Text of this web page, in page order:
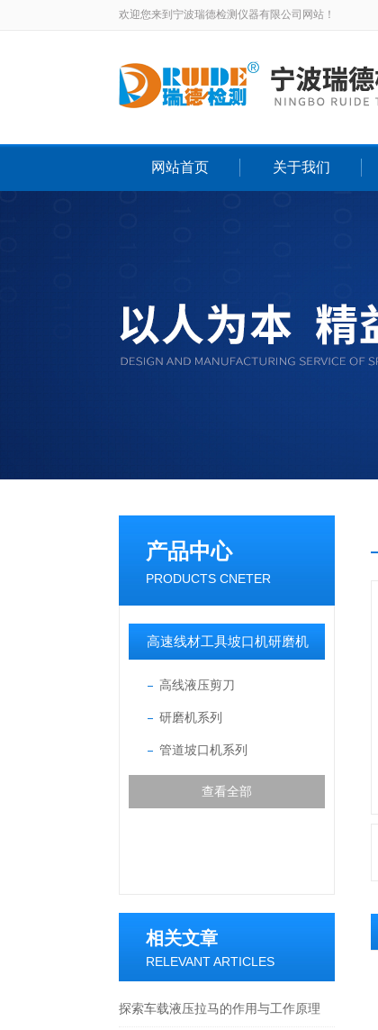
欢迎您来到宁波瑞德检测仪器有限公司网站！
网站首页 关于我们
产品中心
PRODUCTS CNETER
高速线材工具坡口机研磨机
高线液压剪刀
研磨机系列
管道坡口机系列
查看全部
相关文章
RELEVANT ARTICLES
探索车载液压拉马的作用与工作原理